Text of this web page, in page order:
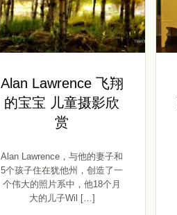
Alan Lawrence 飞翔
的宝宝 儿童摄影欣
赏
Alan Lawrence，与他的妻子和
5个孩子住在犹他州，创造了一
个伟大的照片系中，他18个月
大的儿子Wil […]